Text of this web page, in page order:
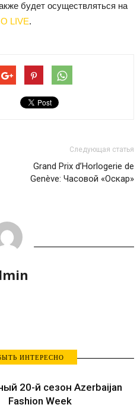
будет осуществляться на
LIVE.
Следующая статья
Grand Prix d’Horlogerie de
Genève: Часовой «Оскар»
ИНТЕРЕСНО
20-й сезон Azerbaijan
Fashion Week